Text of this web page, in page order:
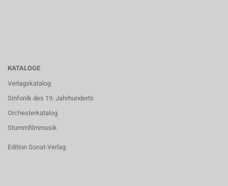
KATALOGE
Verlagskatalog
Sinfonik des 19. Jahrhunderts
Orchesterkatalog
Stummfilmmusik
Edition Sonat-Verlag